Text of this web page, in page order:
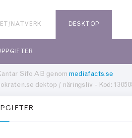
NÄTVERK DESKTOP
Sifo AB genom mediafacts.se
dektop / näringsliv - Kod: